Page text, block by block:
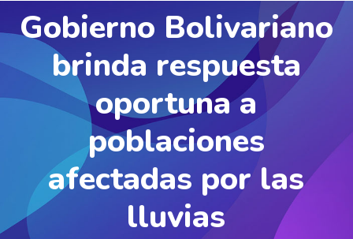
Gobierno Bolivariano
brinda respuesta
oportuna a
poblaciones
afectadas por las
lluvias